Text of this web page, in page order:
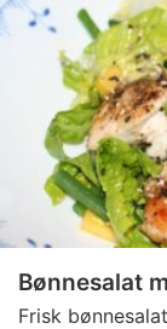
Bønnesalat
Frisk